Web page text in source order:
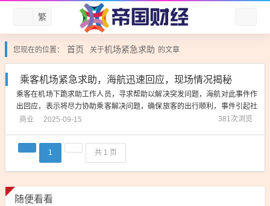
繁
您现在的位置： 首页 关于机场紧急求助 的文章
乘客机场紧急求助，海航迅速回应，现场情况揭秘
乘客在机场下跪求助工作人员，寻求帮助以解决突发问题，海航对此事件作
出回应，表示将尽力协助乘客解决问题，确保旅客的出行顺利，事件引起社
会关注，呼吁加强机场服务质量，提高旅客满意度，摘要字数控制在50-200
一则关于乘客在机场下跪求助...
商业 2025-09-15 381次浏览
1 共 1 页
随便看看